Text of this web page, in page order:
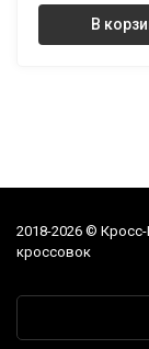
В
2018-2026 ©
кроссовок